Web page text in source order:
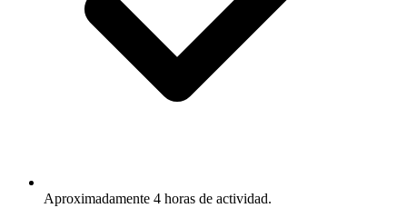
Aproximadamente 4 horas de actividad.